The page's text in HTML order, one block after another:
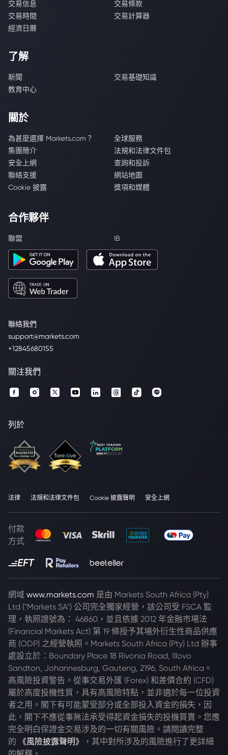
聯絡我們
support@markets.com
+12845680155
交易信息
交易條款
交易時間
交易計算器
經濟日曆
了解
新聞
交易基礎知識
教育中心
關於
為甚麼選擇 Markets.com？
全球服務
集團簡介
法規和法律文件包
安全上網
查詢和投訴
聯絡支援
網站地圖
Cookie 披露
獎項和媒體
合作夥伴
聯盟 IB
關注我們
列於
法律 法規和法律文件包 Cookie 披露聲明 安全上網
付款
方式
網域 www.markets.com 是由 Markets South Africa (Pty)
Ltd ("Markets SA") 公司完全獨家經營，該公司受 FSCA 監
理，執照證號為： 46860，並且依據 2012 年金融市場法
(Financial Markets Act) 第 19 條授予其場外衍生性商品供應
商 (ODP) 之經營執照。Markets South Africa (Pty) Ltd 辦事
處設立於：Boundary Place 18 Rivonia Road, Illovo
Sandton, Johannesburg, Gauteng, 2196, South Africa。
高風險投資警告。從事交易外匯 (Forex) 和差價合約 (CFD)
屬於高度投機性質，具有高風險特點，並非適於每一位投資
者之用。閣下有可能蒙受部分或全部投入資金的損失，因
此，閣下不應從事無法承受得起資金損失的投機買賣。您應
完全明白保證金交易涉及的一切有關風險。請閱讀完整
的
《風險披露聲明》
，其中對所涉及的風險進行了更詳細